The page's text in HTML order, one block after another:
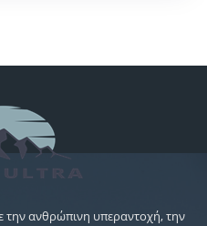
την ανθρώπινη υπεραντοχή, την